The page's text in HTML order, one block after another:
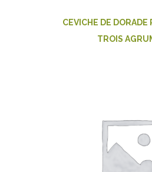
CEVICHE DE DORADE
TROIS